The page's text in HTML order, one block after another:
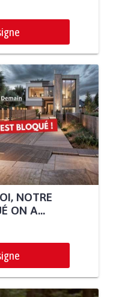
NOTRE
ON A...